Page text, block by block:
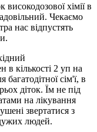
хімії в
Чекаємо
нас відпустять
кількості 2 уп на
сім'ї, в
діток. Їм не під
на лікування
звертатися з
людей.